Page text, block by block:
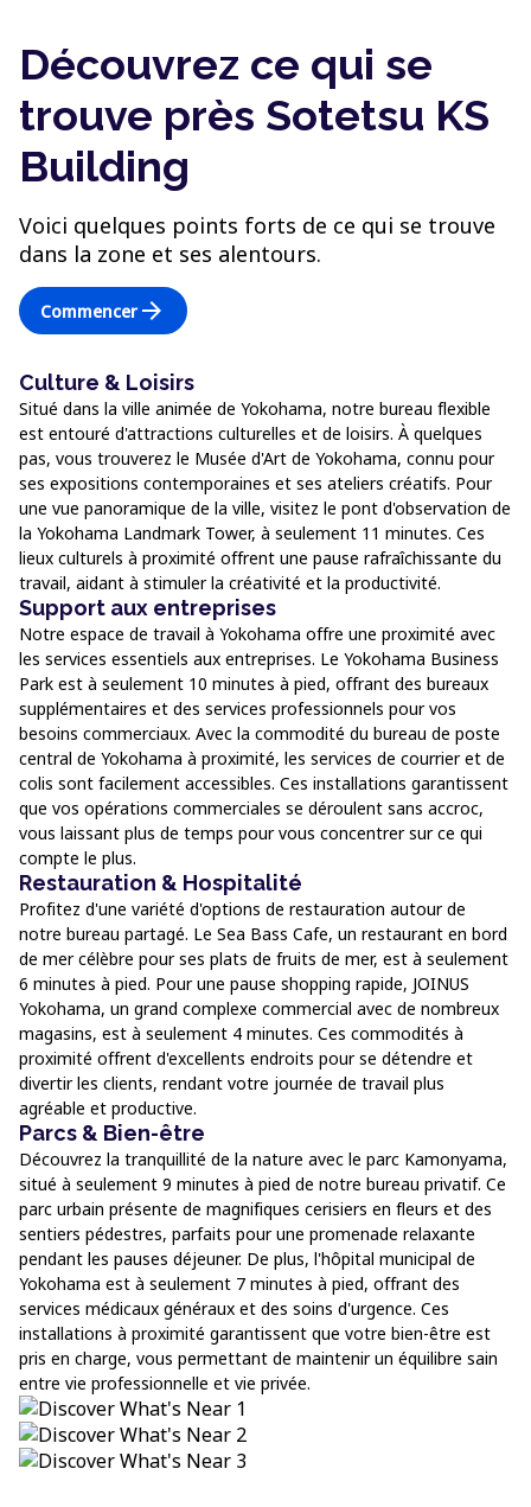
Découvrez ce qui se
trouve près Sotetsu KS
Building
Voici quelques points forts de ce qui se trouve
dans la zone et ses alentours.
Commencerarrow_forward
Culture & Loisirs
Situé dans la ville animée de Yokohama, notre bureau flexible
est entouré d'attractions culturelles et de loisirs. À quelques
pas, vous trouverez le Musée d'Art de Yokohama, connu pour
ses expositions contemporaines et ses ateliers créatifs. Pour
une vue panoramique de la ville, visitez le pont d'observation de
la Yokohama Landmark Tower, à seulement 11 minutes. Ces
lieux culturels à proximité offrent une pause rafraîchissante du
travail, aidant à stimuler la créativité et la productivité.
Support aux entreprises
Notre espace de travail à Yokohama offre une proximité avec
les services essentiels aux entreprises. Le Yokohama Business
Park est à seulement 10 minutes à pied, offrant des bureaux
supplémentaires et des services professionnels pour vos
besoins commerciaux. Avec la commodité du bureau de poste
central de Yokohama à proximité, les services de courrier et de
colis sont facilement accessibles. Ces installations garantissent
que vos opérations commerciales se déroulent sans accroc,
vous laissant plus de temps pour vous concentrer sur ce qui
compte le plus.
Restauration & Hospitalité
Profitez d'une variété d'options de restauration autour de
notre bureau partagé. Le Sea Bass Cafe, un restaurant en bord
de mer célèbre pour ses plats de fruits de mer, est à seulement
6 minutes à pied. Pour une pause shopping rapide, JOINUS
Yokohama, un grand complexe commercial avec de nombreux
magasins, est à seulement 4 minutes. Ces commodités à
proximité offrent d'excellents endroits pour se détendre et
divertir les clients, rendant votre journée de travail plus
agréable et productive.
Parcs & Bien-être
Découvrez la tranquillité de la nature avec le parc Kamonyama,
situé à seulement 9 minutes à pied de notre bureau privatif. Ce
parc urbain présente de magnifiques cerisiers en fleurs et des
sentiers pédestres, parfaits pour une promenade relaxante
pendant les pauses déjeuner. De plus, l'hôpital municipal de
Yokohama est à seulement 7 minutes à pied, offrant des
services médicaux généraux et des soins d'urgence. Ces
installations à proximité garantissent que votre bien-être est
pris en charge, vous permettant de maintenir un équilibre sain
entre vie professionnelle et vie privée.